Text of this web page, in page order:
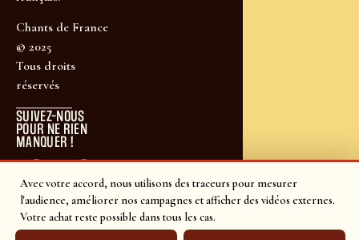
Avec votre accord, nous utilisons des traceurs pour mesurer
l'audience, améliorer nos campagnes et afficher des vidéos externes.
Votre achat reste possible dans tous les cas.
Chants de France
© 2025
Tous droits
réservés
SUIVEZ-NOUS
POUR NE RIEN
MANQUER !